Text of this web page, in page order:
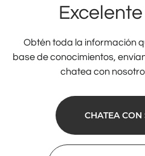
Excelente
Obtén toda la información
base de conocimientos,
chatea con
CHATEA CON